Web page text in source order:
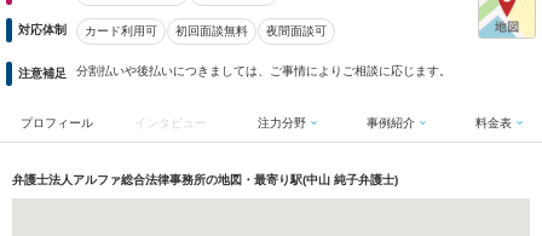
対応体制 カード利用可 初回面談無料 夜間面談可
注意補足 分割払いや後払いにつきましては、ご事情によりご相談に応じます。
プロフィール インタビュー 注力分野 事例紹介 料金表
弁護士法人アルファ総合法律事務所の地図・最寄り駅(中山 純子弁護士)